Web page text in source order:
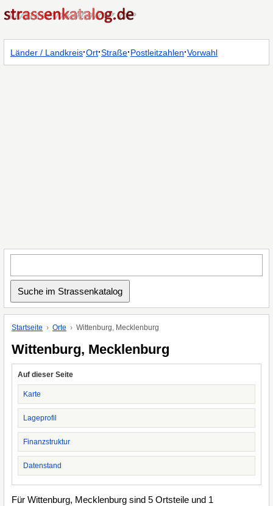
Länder / Landkreis·Ort·Straße·Postleitzahlen·Vorwahl
Startseite Orte Wittenburg, Mecklenburg
Wittenburg, Mecklenburg
Auf dieser Seite
Karte
Lageprofil
Finanzstruktur
Datenstand
Für Wittenburg, Mecklenburg sind 5 Ortsteile und 1